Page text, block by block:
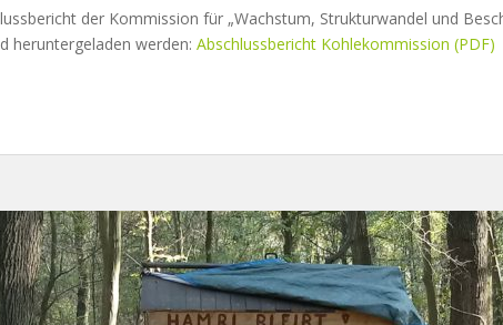
der Kommission für „Wachstum, Strukturwandel und
heruntergeladen werden: Abschlussbericht Kohlekommission (PDF)